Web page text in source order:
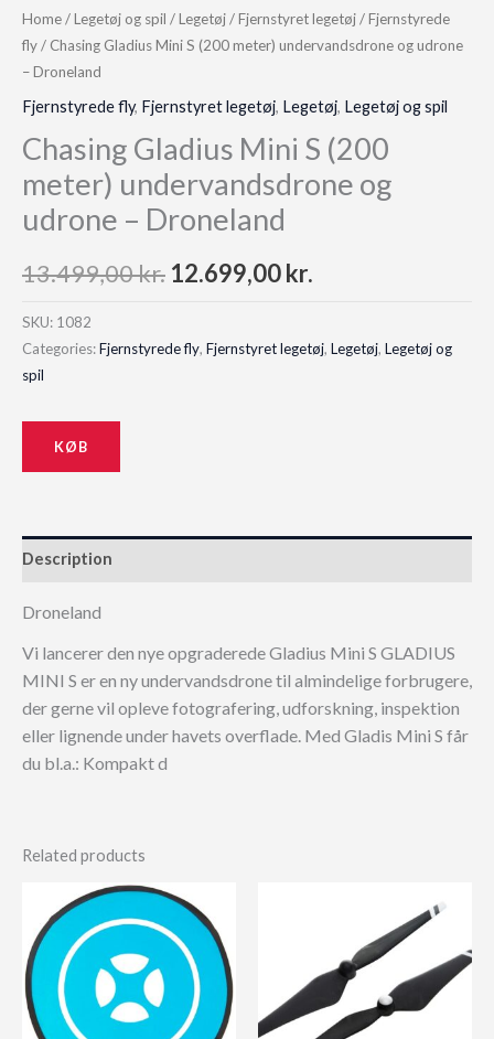
Home/Legetøj og spil /Legetøj/Fjernstyret legetøj/Fjernstyrede
fly/ Chasing Gladius Mini S (200 meter) undervandsdrone og udrone
– Droneland
Fjernstyrede fly, Fjernstyret legetøj, Legetøj, Legetøj og spil
Chasing Gladius Mini S (200
meter) undervandsdrone og
udrone – Droneland
13.499,00kr. Original
was:
12.699,00kr.
is:
SKU: 1082
Categories:Fjernstyrede fly, Fjernstyret legetøj, Legetøj, Legetøj og
spil
KØB
Description
Droneland
Vi lancerer den nye opgraderede Gladius Mini S GLADIUS
MINI S er en ny undervandsdrone til almindelige forbrugere,
der gerne vil opleve fotografering, udforskning, inspektion
eller lignende under havets overflade. Med Gladis Mini S får
du bl.a.: Kompakt d
Related products